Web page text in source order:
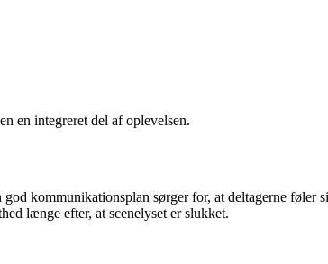
en integreret del af oplevelsen.
kommunikationsplan sørger for, at deltagerne føler
længe efter, at scenelyset er slukket.